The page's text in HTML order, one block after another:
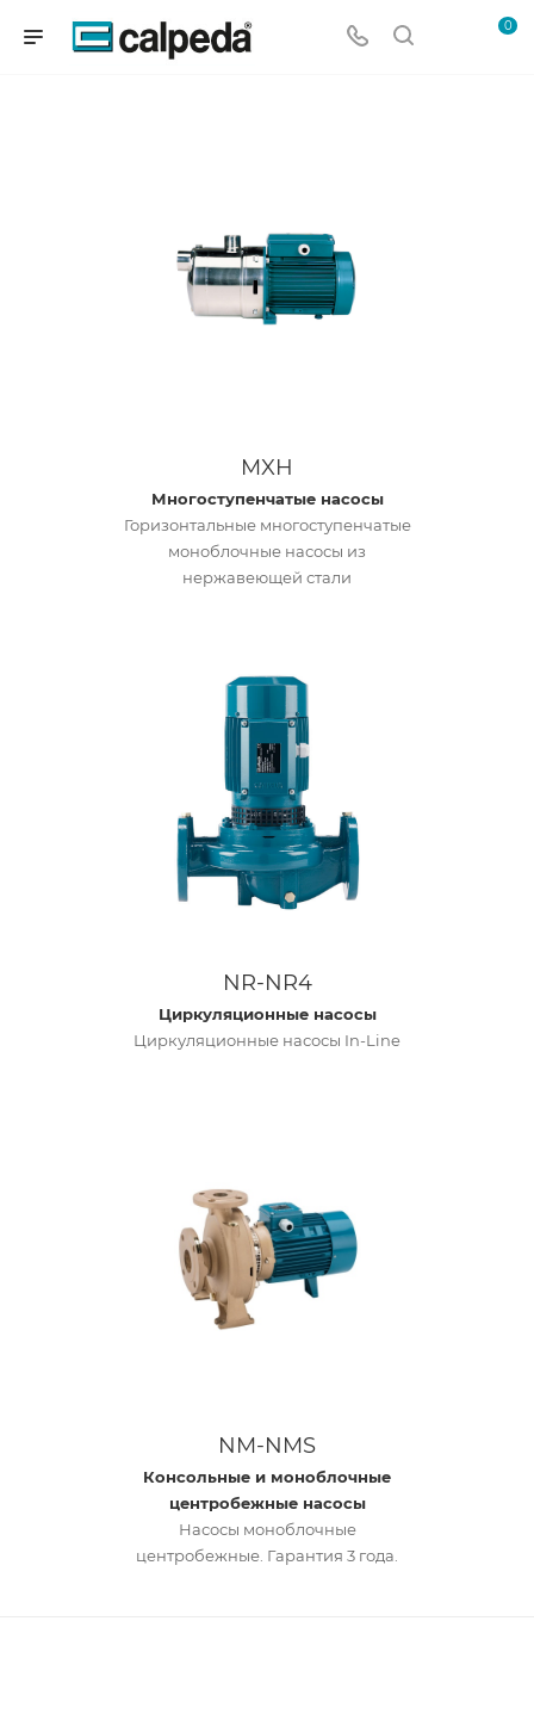
0
MXH
Многоступенчатые насосы
Горизонтальные многоступенчатые
моноблочные насосы из
нержавеющей стали
NR-NR4
Циркуляционные насосы
Циркуляционные насосы In-Line
NM-NMS
Консольные и моноблочные
центробежные насосы
Насосы моноблочные
центробежные. Гарантия 3 года.